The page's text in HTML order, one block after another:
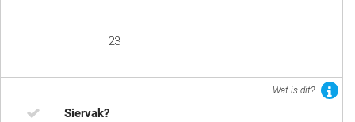
23
Wat is dit?
Siervak?